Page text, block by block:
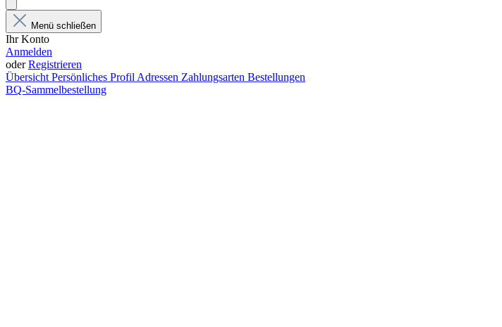
Menü schließen
Ihr Konto
Anmelden
oderRegistrieren
Übersicht Persönliches Profil Adressen Zahlungsarten Bestellungen
BQ-Sammelbestellung